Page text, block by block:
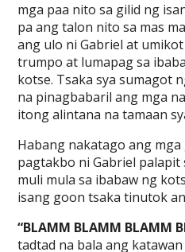
mga paa nito sa gilid ng
pa ang talon nito sa mas
ang ulo ni Gabriel at
trumpo at lumapag sa
kotse. Tsaka sya sumagot
na pinagbabaril ang mga
itong alintana na tamaan
Habang nakatago ang
pagtakbo ni Gabriel
muli mula sa ibabaw ng
isang goon tsaka tinutok
“BLAMM BLAMM BLAMM
tadtad na bala ang